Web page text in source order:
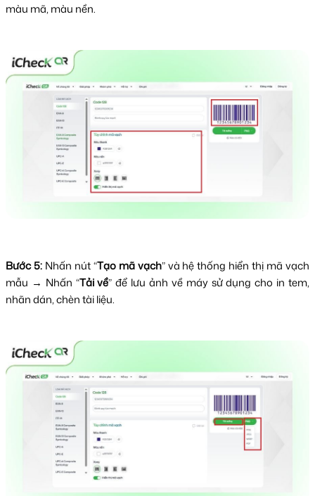
màu mã, màu nền.
Bước 5:Nhấn nút “Tạo mã vạch” và hệ thống hiển thị mã vạch
mẫu → Nhấn “Tải về” để lưu ảnh về máy sử dụng cho in tem,
nhãn dán, chèn tài liệu.